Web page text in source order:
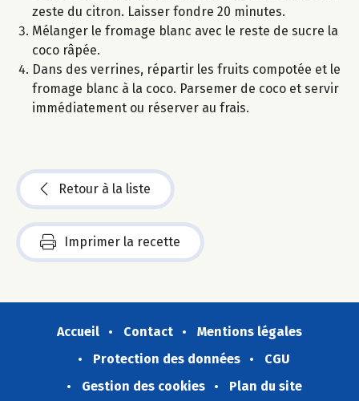
zeste du citron. Laisser fondre 20 minutes.
Mélanger le fromage blanc avec le reste de sucre la
coco râpée.
Dans des verrines, répartir les fruits compotée et le
fromage blanc à la coco. Parsemer de coco et servir
immédiatement ou réserver au frais.
Retour à la liste
Imprimer la recette
Accueil Contact
Mentions légales
Protection des données
CGU
Gestion des cookies
Plan du site